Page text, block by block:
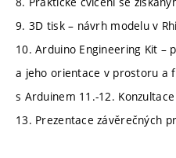
9. 3D tisk – návrh modelu v
10. Arduino Engineering Kit –
a jeho orientace v prostoru a
s Arduinem 11.-12.
13. Prezentace závěrečných